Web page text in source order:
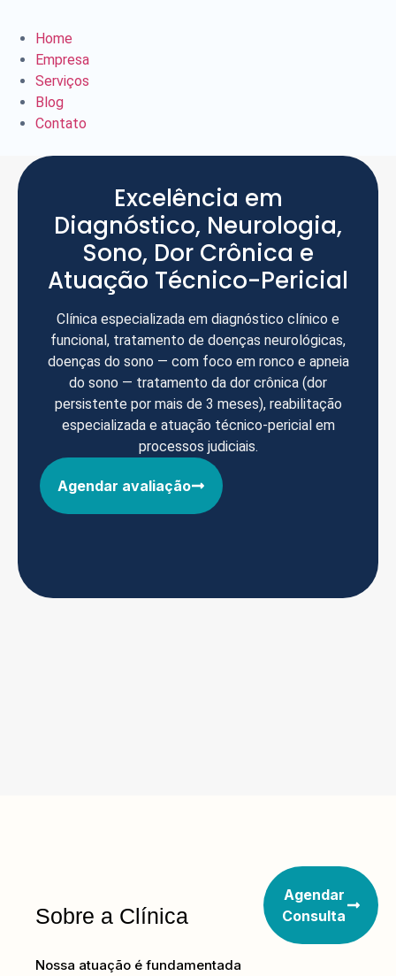
Home
Empresa
Serviços
Blog
Contato
Excelência em
Diagnóstico, Neurologia,
Sono, Dor Crônica e
Atuação Técnico-Pericial
Clínica especializada em diagnóstico clínico e
funcional, tratamento de doenças neurológicas,
doenças do sono — com foco em ronco e apneia
do sono — tratamento da dor crônica (dor
persistente por mais de 3 meses), reabilitação
especializada e atuação técnico-pericial em
processos judiciais.
Agendar avaliação
Sobre a Clínica
Nossa atuação é fundamentada
Agendar
Consulta